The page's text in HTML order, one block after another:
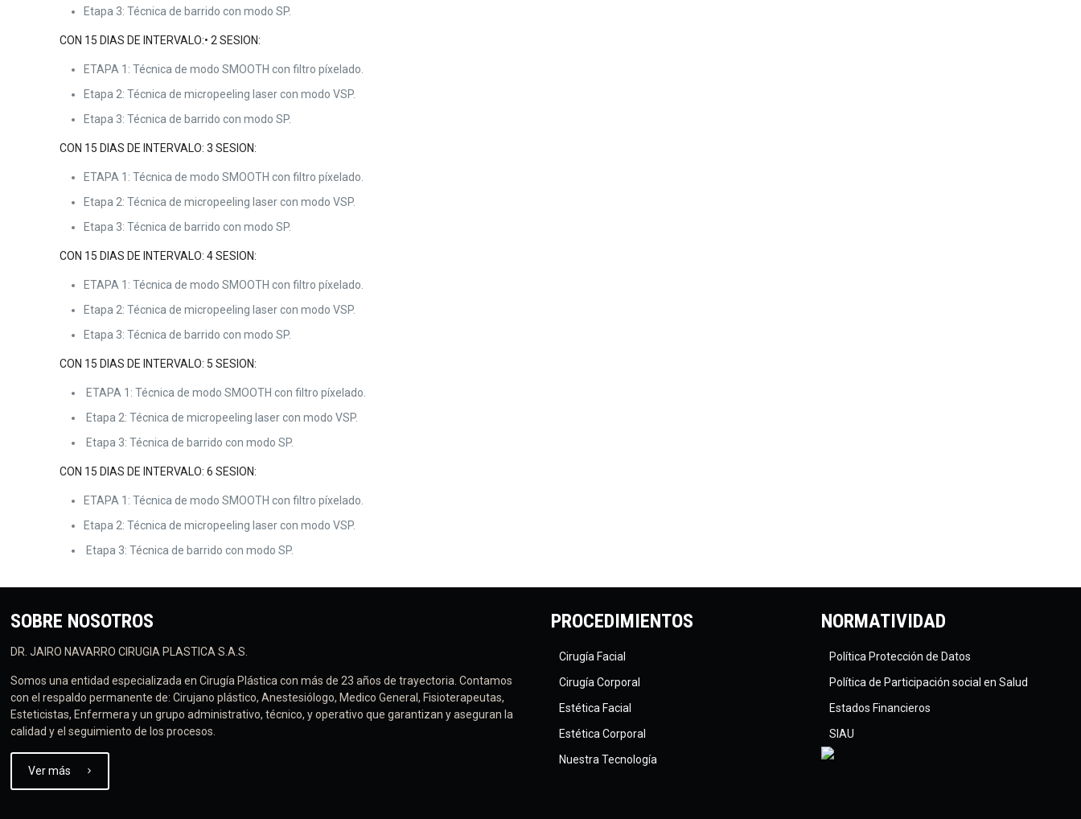
Etapa 3: Técnica de barrido con modo SP.
CON 15 DIAS DE INTERVALO:• 2 SESION:
ETAPA 1: Técnica de modo SMOOTH con filtro píxelado.
Etapa 2: Técnica de micropeeling laser con modo VSP.
Etapa 3: Técnica de barrido con modo SP.
CON 15 DIAS DE INTERVALO: 3 SESION:
ETAPA 1: Técnica de modo SMOOTH con filtro píxelado.
Etapa 2: Técnica de micropeeling laser con modo VSP.
Etapa 3: Técnica de barrido con modo SP.
CON 15 DIAS DE INTERVALO: 4 SESION:
ETAPA 1: Técnica de modo SMOOTH con filtro píxelado.
Etapa 2: Técnica de micropeeling laser con modo VSP.
Etapa 3: Técnica de barrido con modo SP.
CON 15 DIAS DE INTERVALO: 5 SESION:
ETAPA 1: Técnica de modo SMOOTH con filtro píxelado.
Etapa 2: Técnica de micropeeling laser con modo VSP.
Etapa 3: Técnica de barrido con modo SP.
CON 15 DIAS DE INTERVALO: 6 SESION:
ETAPA 1: Técnica de modo SMOOTH con filtro píxelado.
Etapa 2: Técnica de micropeeling laser con modo VSP.
Etapa 3: Técnica de barrido con modo SP.
SOBRE NOSOTROS
DR. JAIRO NAVARRO CIRUGIA PLASTICA S.A.S.
Somos una entidad especializada en Cirugía Plástica con más de 23 años de trayectoria. Contamos
con el respaldo permanente de: Cirujano plástico, Anestesiólogo, Medico General, Fisioterapeutas,
Esteticistas, Enfermera y un grupo administrativo, técnico, y operativo que garantizan y aseguran la
calidad y el seguimiento de los procesos.
Ver más
PROCEDIMIENTOS
Cirugía Facial
Cirugía Corporal
Estética Facial
Estética Corporal
Nuestra Tecnología
NORMATIVIDAD
Política Protección de Datos
Política de Participación social en Salud
Estados Financieros
SIAU